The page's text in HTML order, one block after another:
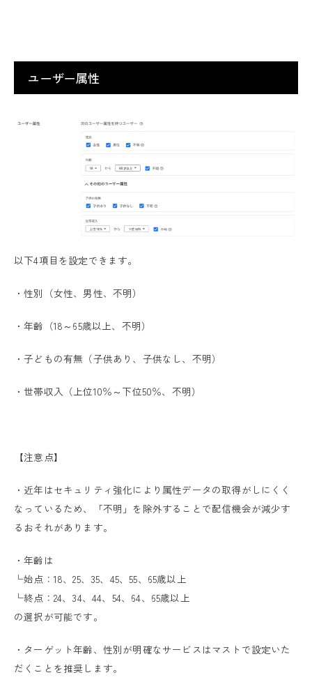
ユーザー属性
以下4項目を設定できます。
・性別（女性、男性、不明）
・年齢（18～65歳以上、不明）
・子どもの有無（子供あり、子供なし、不明）
・世帯収入（上位10％～下位50％、不明）
【注意点】
・近年はセキュリティ強化により属性データの取得がしにくく
なっているため、「不明」を除外することで配信機会が減少す
るおそれがあります。
・年齢は
└始点：18、25、35、45、55、65歳以上
└終点：24、34、44、54、64、65歳以上
の選択が可能です。
・ターゲット年齢、性別が明確なサービスはマストで設定いた
だくことを推奨します。